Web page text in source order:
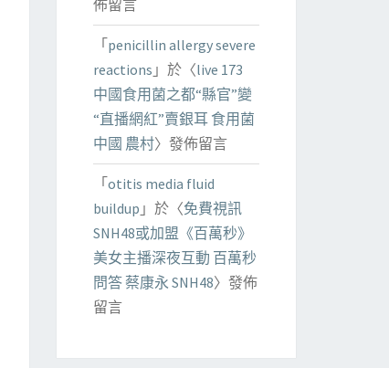
佈留言
「 penicillin allergy severe
reactions 」於〈live 173
中國食用菌之都“縣官”變
“直播網紅”賣銀耳 食用菌
中國 農村〉發佈留言
「 otitis media fluid
buildup 」於〈免費視訊
SNH48或加盟《百萬秒》
美女主播深夜互動 百萬秒
問答 蔡康永 SNH48〉發佈
留言